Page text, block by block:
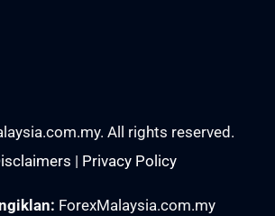
All rights reserved.
| Privacy Policy
ForexMalaysia.com.my